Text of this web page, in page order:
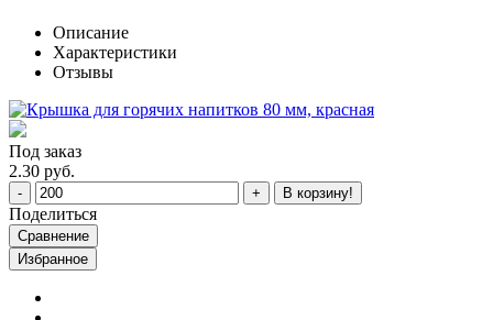
Описание
Характеристики
Отзывы
Под заказ
2.30 руб.
В корзину!
Поделиться
Сравнение
Избранное